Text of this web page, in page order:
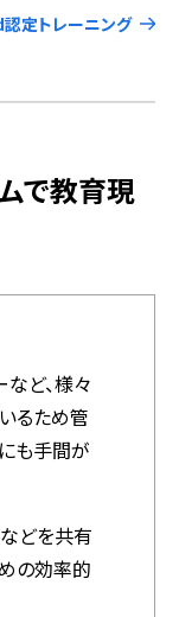
定トレーニング
で教育現
ど、様々
るため管
も手間が
どを共有
の効率的